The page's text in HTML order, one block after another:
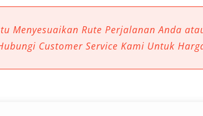
destinasi tersebar
rasional. Berikut
umum
Menyesuaikan Rute Perjalanan Anda
Customer Service Kami Untuk